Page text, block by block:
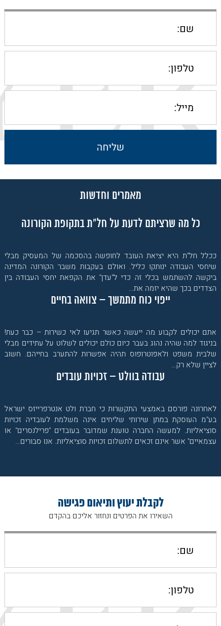
מאמרים וחדשות
כל מה שרציתם לדעת על חל"ת בתקופת הקורונה
ככלל חל"ת היא יציאת העובד לחופשה בהסכמה של המעסיק מבלי
שיחסי העבודה ינותקו כליל. ואולם בעקבות משבר הקורונה המדינה
ביקשה להשתמש בכלי זה כדי ל"עדן" את הקפאת יחסי העבודה בין
הצדדים בכך שהיא יזמה את…
ייפוי כוח מתמשך – צוואה בחיים
אתם יכולים לקבוע מה ייעשה כאשר תגיעו לאי כשירות – כבר כעת!
בניגוד למה שהיה נהוג בעבר כיום כולם יכולים לשלוט על עתידים מבלי
שלבית משפט ולאפוטרופוס תהיה אפשרות להתערב בחייהם. חשוב
לציין שלא רק…
עבודה בוולט – זכויות עובדים
לאחרונה פורסם באמצעי התקשרות כי חברת ולט אנטרפרייזס ישראל
בע"מ העוסקת במתן שירותי שליחים אינה משלמת לעובדיה זכויות
סוציאליות. למעשה החברה טוענת שמדובר בעובדים "פרילנסרים" או
עצמאיים" אשר אינם זכאים לתשלום זכויות סוציאליות. אנו סבורים…
לקבלת יעוץ ותיאום פגישה
השאירו את הפרטים ונחזור אליכם בהקדם